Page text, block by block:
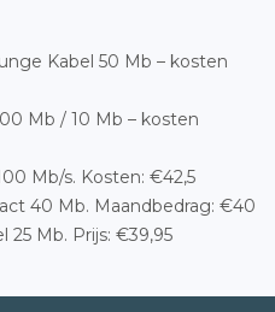
Kabel 50 Mb – kosten
Mb / 10 Mb – kosten
Mb/s. Kosten: €42,5
40 Mb. Maandbedrag: €40
25 Mb. Prijs: €39,95